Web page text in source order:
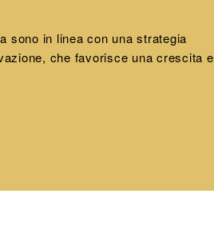
sono in linea con una strategia
che favorisce una crescita e